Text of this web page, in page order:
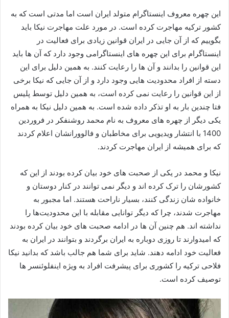
این چهره معروف اینستاگرام متولد ایران است اما مدتی است که به
کشور ترکیه مهاجرت کرده است. در مورد علت مهاجرت نیکا باید
بگوییم که از آن جایی در ایران قوانین زیادی برای فعالیت در
اینستاگرام برای این چهره های اینستاگرامی وجود دارد که آن ها باید
این قوانین را بدانند و آن ها را رعایت کنند. به همین دلیل برای این
دسته از افراد محدودیت‌ هایی وجود دارد و از آن جایی که نیکا برخی
از این قوانین را رعایت نمی‌ کرده است، به همین دلیل توسط پلیس
فتا چندین بار به او تذکر داده شده است. به همین دلیل نیکا به همراه
یکی دیگر از چهره‌ های معروف به نام محمد روشنفکر در فروردین
1400 با انتشار ویدیویی برای مخاطبان و فالوورانشان اعلام کردند
که برای همیشه از ایران مهاجرت کردند.
نیکا و محمد در یکی از صحبت های خود بیان کرده بودند از این که
کشورشان را ترک کرده اند و دیگر نمی توانند در کنار دوستان و
خانواده شان زندگی کنند، بسیار ناراحت هستند. اما مجبور به
مهاجرت شدند، چرا که دیگر توانایی مقابله با این محدودیت‌ها را
نداشته اند. هم چنین آن ها در ادامه صحبت‌ های خود بیان کرده بودند
که امیدوارند تا روزی دوباره به ایران برگردند و بتوانند در ایران به
فعالیت خود ادامه دهند. شاید برای شما هم جالب باشد که بدانید نیکا
فلاحی ترکیه را کشوری برای پیشرفت افراد به ویژه اینفلوئنسر ها
توصیف کرده است.